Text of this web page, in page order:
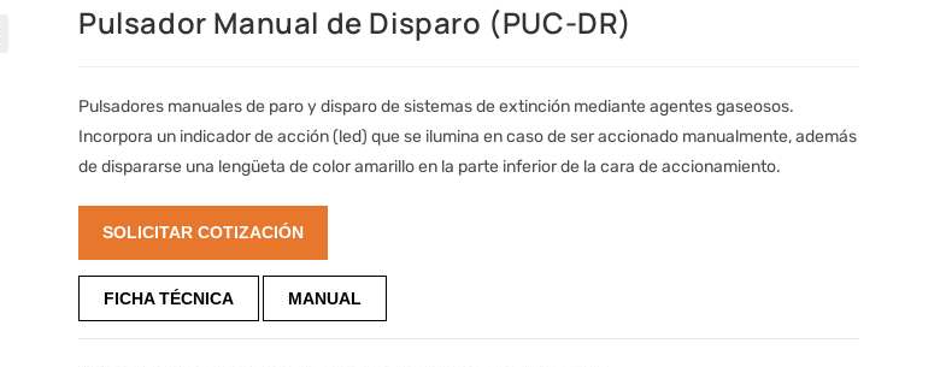
Pulsador Manual de Disparo (PUC-DR)
Pulsadores manuales de paro y disparo de sistemas de extinción mediante agentes gaseosos.
Incorpora un indicador de acción (led) que se ilumina en caso de ser accionado manualmente, además
de dispararse una lengüeta de color amarillo en la parte inferior de la cara de accionamiento.
SOLICITAR COTIZACIÓN
FICHA TÉCNICA MANUAL